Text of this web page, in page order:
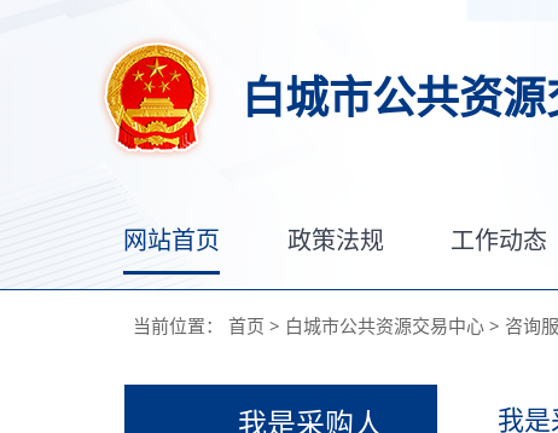
白城市公共资
网站首页 政策法规 工作动态
当前位置： 首页 > 白城市公共资源交易中心 > 咨询
我是采购人 我是